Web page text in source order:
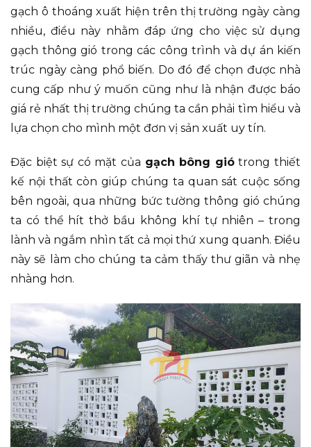
gạch ô thoáng xuất hiện trên thị trường ngày càng
nhiều, điều này nhằm đáp ứng cho việc sử dụng
gạch thông gió trong các công trình và dự án kiến
trúc ngày càng phổ biến. Do đó để chọn được nhà
cung cấp như ý muốn cũng như là nhận được báo
giá rẻ nhất thị trường chúng ta cần phải tìm hiểu và
lựa chọn cho mình một đơn vị sản xuất uy tín.
Đặc biệt sự có mặt của gạch bông giótrong thiết
kế nội thất còn giúp chúng ta quan sát cuộc sống
bên ngoài, qua những bức tường thông gió chúng
ta có thể hít thở bầu không khí tự nhiên – trong
lành và ngắm nhìn tất cả mọi thứ xung quanh. Điều
này sẽ làm cho chúng ta cảm thấy thư giãn và nhẹ
nhàng hơn.